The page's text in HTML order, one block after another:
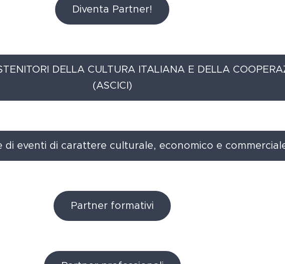
Diventa Partner!
DELLA CULTURA ITALIANA E DELLA
(ASCICI)
di eventi di carattere culturale, economico e
Partner formativi